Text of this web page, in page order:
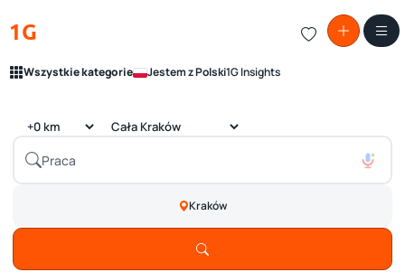
1G
Wszystkie kategorie Jestem z Polski1G Insights
Kraków